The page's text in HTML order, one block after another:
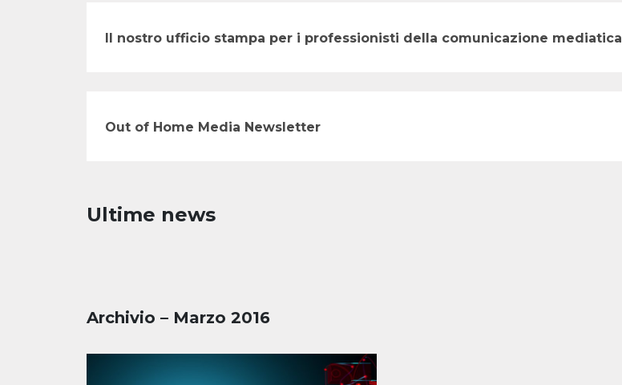
Il nostro ufficio stampa per i professionisti della comunicazione mediatica
Out of Home Media Newsletter
Ultime news
Archivio – Marzo 2016